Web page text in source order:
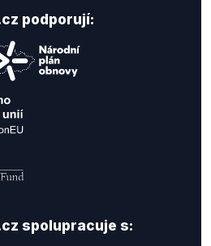
podporují:
spolupracuje s: